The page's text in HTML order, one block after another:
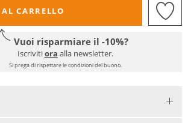
AL CARRELLO
Vuoi risparmiare il -10%?
Iscrivitiora alla newsletter.
Si prega di rispettare le condizioni del buono.